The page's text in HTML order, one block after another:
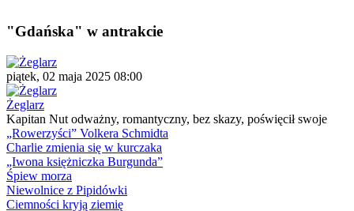
"Gdańska" w antrakcie
piątek, 02 maja 2025 08:00
Żeglarz
Kapitan Nut odważny, romantyczny, bez skazy, poświęcił swoje
„Rowerzyści” Volkera Schmidta
Charlie zmienia się w kurczaka
„Iwona księżniczka Burgunda”
Śpiew morza
Niewolnice z Pipidówki
Ciemności kryją ziemię